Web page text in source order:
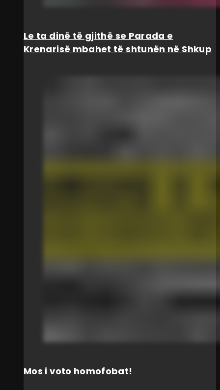
Le ta dinë të gjithë se Parada e
Krenarisë mbahet të shtunën në Shkup
Mos i voto homofobat!